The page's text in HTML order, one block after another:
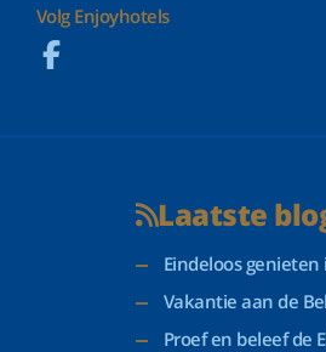
Volg Enjoyhotels
Laatste
Eindeloos genieten
Vakantie aan de
Proef en beleef de